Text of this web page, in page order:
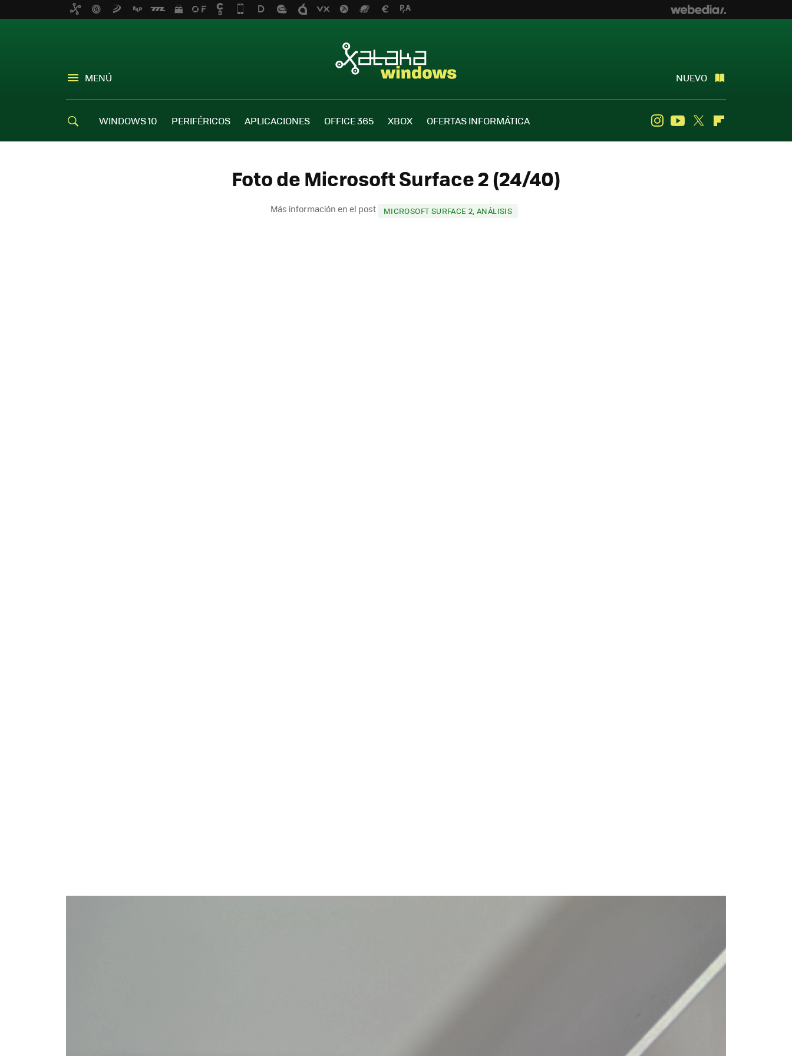
MENÚ NUEVO
WINDOWS 10 PERIFÉRICOS APLICACIONES OFFICE 365 XBOX OFERTAS INFORMÁTICA InstagramYoutube
Twitter
Foto de Microsoft Surface 2 (24/40)
Más información en el post MICROSOFT SURFACE 2, ANÁLISIS